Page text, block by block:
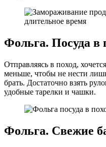
Фольга. Посуда в
Отправляясь в поход,
меньше, чтобы не нести
брать. Достаточно взять
удобные тарелки и чашки.
Фольга. Свежие